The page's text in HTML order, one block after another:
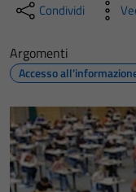
Condividi
Argomenti
Accesso